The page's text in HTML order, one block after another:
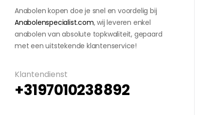
Anabolen kopen doe je snel en voordelig bij
Anabolenspecialist.com, wij leveren enkel
anabolen van absolute topkwaliteit, gepaard
met een uitstekende klantenservice!
Klantendienst
+3197010238892